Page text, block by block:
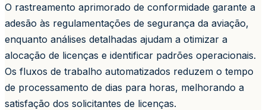
O rastreamento aprimorado de conformidade garante a
adesão às regulamentações de segurança da aviação,
enquanto análises detalhadas ajudam a otimizar a
alocação de licenças e identificar padrões operacionais.
Os fluxos de trabalho automatizados reduzem o tempo
de processamento de dias para horas, melhorando a
satisfação dos solicitantes de licenças.